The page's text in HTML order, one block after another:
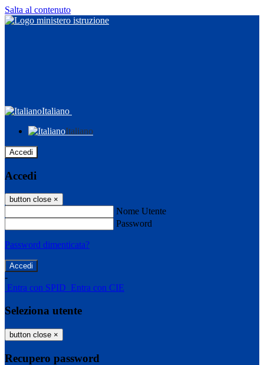
Salta al contenuto
Italiano
Italiano
Accedi
Accedi
button close ×
Nome Utente
Password
Password dimenticata?
-
Entra con SPID Entra con CIE
Seleziona utente
button close ×
Recupero password